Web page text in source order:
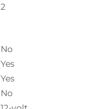
2
No
Yes
Yes
No